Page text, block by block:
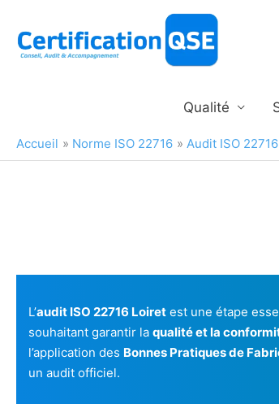
contenu
Qualité
Accueil Norme ISO 22716 Audit ISO 22716
L’audit ISO 22716 Loiret est une étape
souhaitant garantir la qualité et la
l’application des Bonnes Pratiques de
un audit officiel.